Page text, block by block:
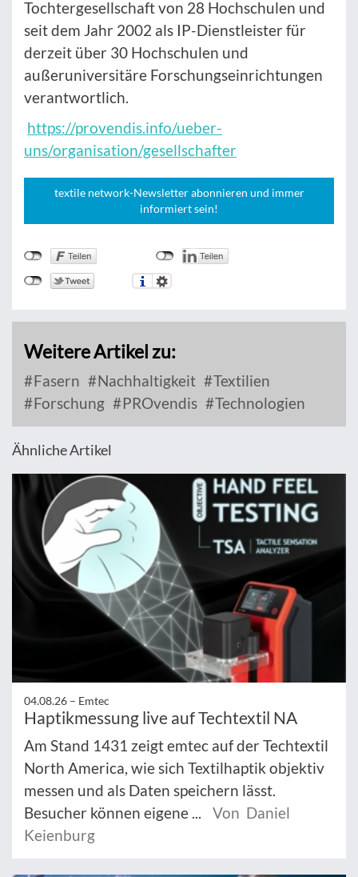
Tochtergesellschaft von 28 Hochschulen und
seit dem Jahr 2002 als IP-Dienstleister für
derzeit über 30 Hochschulen und
außeruniversitäre Forschungseinrichtungen
verantwortlich.
https://provendis.info/ueber-
uns/organisation/gesellschafter
textile network-Newsletter abonnieren und immer
informiert sein!
Weitere Artikel zu:
Fasern Nachhaltigkeit
Textilien
Forschung
PROvendis Technologien
Ähnliche Artikel
04.08.26 – Emtec
Haptikmessung live auf Techtextil NA
Am Stand 1431 zeigt emtec auf der Techtextil
North America, wie sich Textilhaptik objektiv
messen und als Daten speichern lässt.
Besucher können eigene ...
Von Daniel
Keienburg